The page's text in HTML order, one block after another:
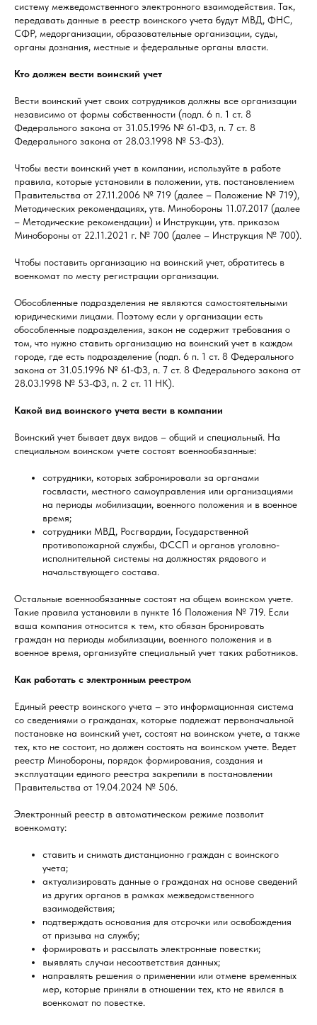
систему межведомственного электронного взаимодействия. Так,
передавать данные в реестр воинского учета будут МВД, ФНС,
СФР, медорганизации, образовательные организации, суды,
органы дознания, местные и федеральные органы власти.
Кто должен вести воинский учет
Вести воинский учет своих сотрудников должны все организации
независимо от формы собственности (подп. 6 п. 1 ст. 8
Федерального закона от 31.05.1996 № 61-ФЗ, п. 7 ст. 8
Федерального закона от 28.03.1998 № 53-ФЗ).
Чтобы вести воинский учет в компании, используйте в работе
правила, которые установили в положении, утв. постановлением
Правительства от 27.11.2006 № 719 (далее – Положение № 719),
Методических рекомендациях, утв. Минобороны 11.07.2017 (далее
– Методические рекомендации) и Инструкции, утв. приказом
Минобороны от 22.11.2021 г. № 700 (далее – Инструкция № 700).
Чтобы поставить организацию на воинский учет, обратитесь в
военкомат по месту регистрации организации.
Обособленные подразделения не являются самостоятельными
юридическими лицами. Поэтому если у организации есть
обособленные подразделения, закон не содержит требования о
том, что нужно ставить организацию на воинский учет в каждом
городе, где есть подразделение (подп. 6 п. 1 ст. 8 Федерального
закона от 31.05.1996 № 61-ФЗ, п. 7 ст. 8 Федерального закона от
28.03.1998 № 53-ФЗ, п. 2 ст. 11 НК).
Какой вид воинского учета вести в компании
Воинский учет бывает двух видов – общий и специальный. На
специальном воинском учете состоят военнообязанные:
сотрудники, которых забронировали за органами
госвласти, местного самоуправления или организациями
на периоды мобилизации, военного положения и в военное
время;
сотрудники МВД, Росгвардии, Государственной
противопожарной службы, ФССП и органов уголовно-
исполнительной системы на должностях рядового и
начальствующего состава.
Остальные военнообязанные состоят на общем воинском учете.
Такие правила установили в пункте 16 Положения № 719. Если
ваша компания относится к тем, кто обязан бронировать
граждан на периоды мобилизации, военного положения и в
военное время, организуйте специальный учет таких работников.
Как работать с электронным реестром
Единый реестр воинского учета – это информационная система
со сведениями о гражданах, которые подлежат первоначальной
постановке на воинский учет, состоят на воинском учете, а также
тех, кто не состоит, но должен состоять на воинском учете. Ведет
реестр Минобороны, порядок формирования, создания и
эксплуатации единого реестра закрепили в постановлении
Правительства от 19.04.2024 № 506.
Электронный реестр в автоматическом режиме позволит
военкомату:
ставить и снимать дистанционно граждан с воинского
учета;
актуализировать данные о гражданах на основе сведений
из других органов в рамках межведомственного
взаимодействия;
подтверждать основания для отсрочки или освобождения
от призыва на службу;
формировать и рассылать электронные повестки;
выявлять случаи несоответствия данных;
направлять решения о применении или отмене временных
мер, которые приняли в отношении тех, кто не явился в
военкомат по повестке.